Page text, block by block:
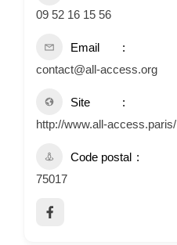
09 52 16 15 56
Email
contact@all-access.org
Site
http://www.all-access.paris/
Code postal
75017